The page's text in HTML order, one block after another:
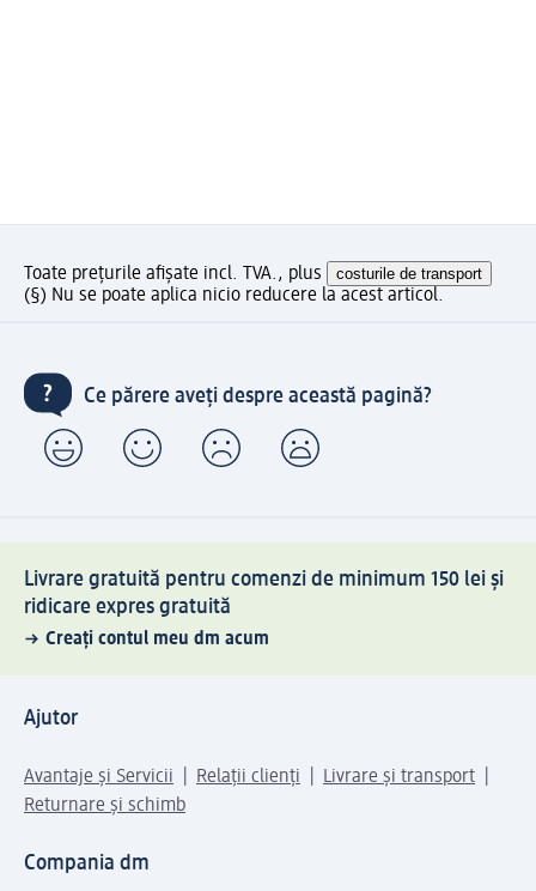
Toate prețurile afișate incl. TVA., plus costurile de transport
(§) Nu se poate aplica nicio reducere la acest articol.
Ce părere aveți despre această pagină?
Livrare gratuită pentru comenzi de minimum 150 lei și
ridicare expres gratuită
Creați contul meu dm acum
Ajutor
Avantaje și Servicii Relații clienți
Livrare și transport
Returnare și schimb
Compania dm